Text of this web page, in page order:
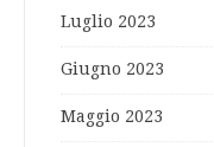
Luglio 2023
Giugno 2023
Maggio 2023